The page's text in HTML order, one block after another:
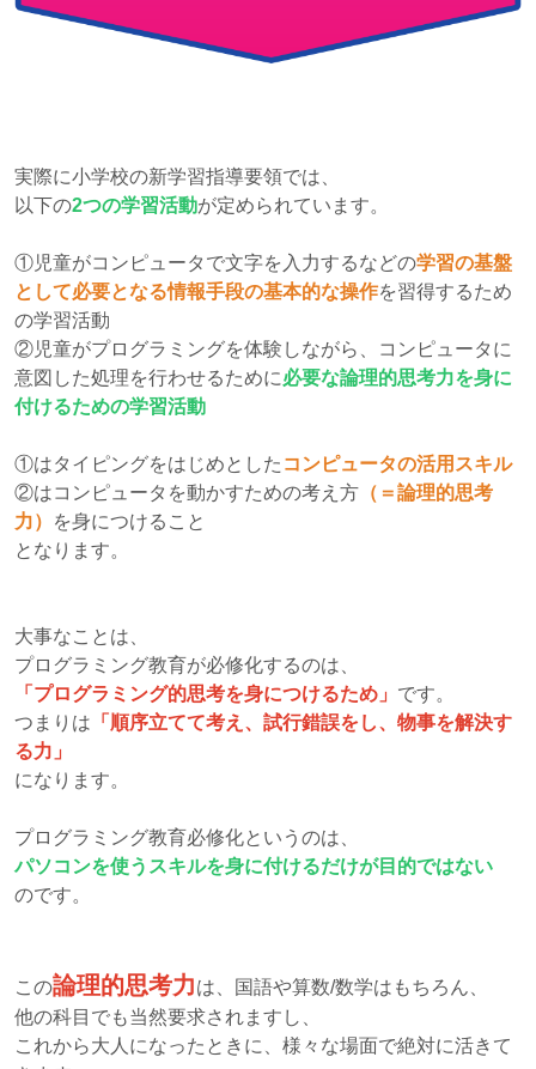
実際に小学校の新学習指導要領では、
以下の2つの学習活動が定められています。
①児童がコンピュータで文字を入力するなどの学習の基盤
として必要となる情報手段の基本的な操作を習得するため
の学習活動
②児童がプログラミングを体験しながら、コンピュータに
意図した処理を行わせるために必要な論理的思考力を身に
付けるための学習活動
①はタイピングをはじめとした コンピュータの活用スキル
②はコンピュータを動かすための考え方 （＝論理的思考
力）
を身につけること
となります。
大事なことは、
プログラミング教育が必修化するのは、
「 プログラミング的思考を身につけるため」 です。
つまりは 「順序立てて考え、試行錯誤をし、物事を解決す
る力」
になります。
プログラミング教育必修化というのは、
パソコンを使うスキルを身に付けるだけが目的ではない
のです。
この論理的思考力は、国語や算数/数学はもちろん、
他の科目でも当然要求されますし、
これから大人になったときに、様々な場面で絶対に活きて